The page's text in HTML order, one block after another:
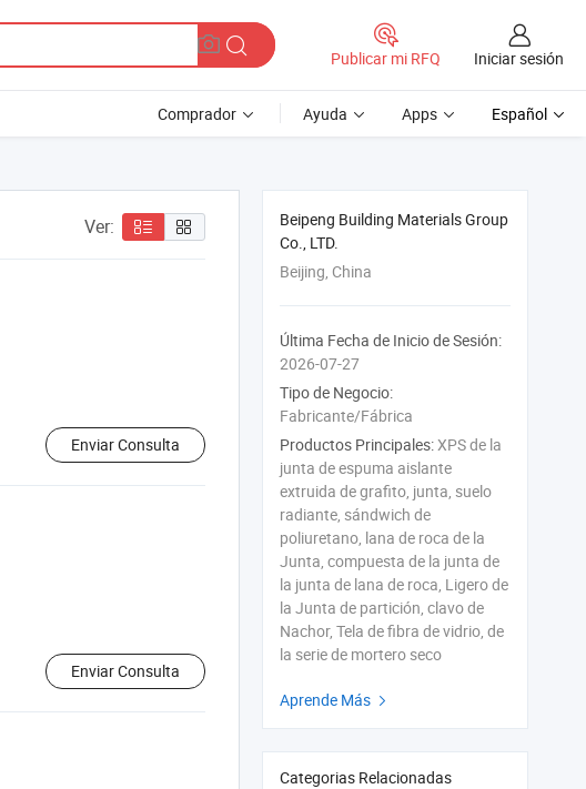
Publicar mi RFQ Iniciar sesión
Comprador Ayuda Apps Español
Ver:
Enviar Consulta
Enviar Consulta
Beipeng Building Materials Group
Co., LTD.
Beijing, China
Última Fecha de Inicio de Sesión:
2026-07-27
Tipo de Negocio:
Fabricante/Fábrica
Productos Principales:XPS de la
junta de espuma aislante
extruida de grafito, junta, suelo
radiante, sándwich de
poliuretano, lana de roca de la
Junta, compuesta de la junta de
la junta de lana de roca, Ligero de
la Junta de partición, clavo de
Nachor, Tela de fibra de vidrio, de
la serie de mortero seco
Aprende Más 
Categorias Relacionadas